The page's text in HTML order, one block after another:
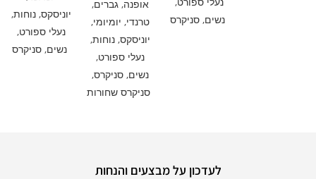
נשים, סניקרס
אופנה,גברים,
טרנדי, יומיומי,
יוניסקס,נוחות,
נעלי ספורט,
נשים,סניקרס,
סניקרס שחורות
יוניסקס,נוחות,
נעלי ספורט,
נשים, סניקרס
לעדכון על מבצעים והנחות